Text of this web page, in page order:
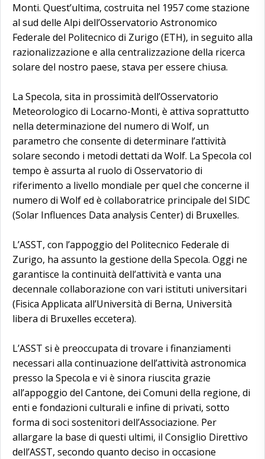
Monti. Quest’ultima, costruita nel 1957 come stazione
al sud delle Alpi dell’Osservatorio Astronomico
Federale del Politecnico di Zurigo (ETH), in seguito alla
razionalizzazione e alla centralizzazione della ricerca
solare del nostro paese, stava per essere chiusa.
La Specola, sita in prossimità dell’Osservatorio
Meteorologico di Locarno-Monti, è attiva soprattutto
nella determinazione del numero di Wolf, un
parametro che consente di determinare l’attività
solare secondo i metodi dettati da Wolf. La Specola col
tempo è assurta al ruolo di Osservatorio di
riferimento a livello mondiale per quel che concerne il
numero di Wolf ed è collaboratrice principale del SIDC
(Solar Influences Data analysis Center) di Bruxelles.
L’ASST, con l’appoggio del Politecnico Federale di
Zurigo, ha assunto la gestione della Specola. Oggi ne
garantisce la continuità dell’attività e vanta una
decennale collaborazione con vari istituti universitari
(Fisica Applicata all’Università di Berna, Università
libera di Bruxelles eccetera).
L’ASST si è preoccupata di trovare i finanziamenti
necessari alla continuazione dell’attività astronomica
presso la Specola e vi è sinora riuscita grazie
all’appoggio del Cantone, dei Comuni della regione, di
enti e fondazioni culturali e infine di privati, sotto
forma di soci sostenitori dell’Associazione. Per
allargare la base di questi ultimi, il Consiglio Direttivo
dell’ASST, secondo quanto deciso in occasione